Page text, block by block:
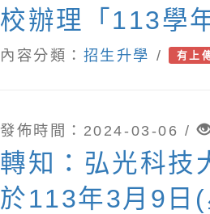
校辦理「113學
試入學單獨招生
內容分類： 招生升學 / 有上
發佈時間：2024-03-06 /
轉知：弘光科技
於113年3月9日